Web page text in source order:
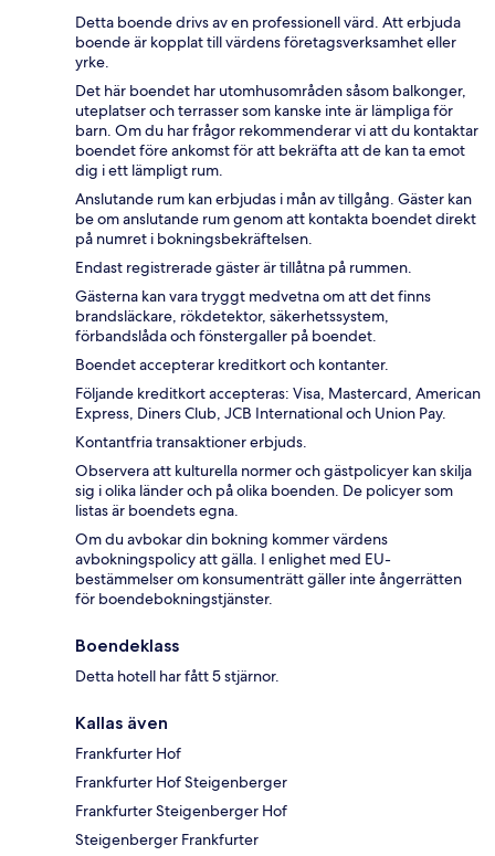
Detta boende drivs av en professionell värd. Att erbjuda
boende är kopplat till värdens företagsverksamhet eller
yrke.
Det här boendet har utomhusområden såsom balkonger,
uteplatser och terrasser som kanske inte är lämpliga för
barn. Om du har frågor rekommenderar vi att du kontaktar
boendet före ankomst för att bekräfta att de kan ta emot
dig i ett lämpligt rum.
Anslutande rum kan erbjudas i mån av tillgång. Gäster kan
be om anslutande rum genom att kontakta boendet direkt
på numret i bokningsbekräftelsen.
Endast registrerade gäster är tillåtna på rummen.
Gästerna kan vara tryggt medvetna om att det finns
brandsläckare, rökdetektor, säkerhetssystem,
förbandslåda och fönstergaller på boendet.
Boendet accepterar kreditkort och kontanter.
Följande kreditkort accepteras: Visa, Mastercard, American
Express, Diners Club, JCB International och Union Pay.
Kontantfria transaktioner erbjuds.
Observera att kulturella normer och gästpolicyer kan skilja
sig i olika länder och på olika boenden. De policyer som
listas är boendets egna.
Om du avbokar din bokning kommer värdens
avbokningspolicy att gälla. I enlighet med EU-
bestämmelser om konsumenträtt gäller inte ångerrätten
för boendebokningstjänster.
Boendeklass
Detta hotell har fått 5 stjärnor.
Kallas även
Frankfurter Hof
Frankfurter Hof Steigenberger
Frankfurter Steigenberger Hof
Steigenberger Frankfurter